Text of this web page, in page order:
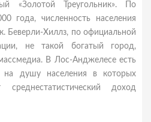
«Золотой Треугольник». По
года, численность населения
Беверли-Хиллз, по официальной
не такой богатый город,
В Лос-Анджелесе есть
на душу населения в которых
среднестатистический доход